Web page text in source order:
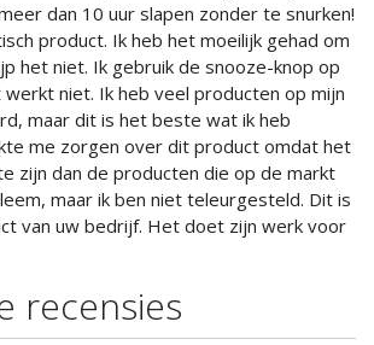
dan 10 uur slapen zonder te snurken!
product. Ik heb het moeilijk gehad om
het niet. Ik gebruik de snooze-knop op
niet. Ik heb veel producten op mijn
maar dit is het beste wat ik heb
me zorgen over dit product omdat het
zijn dan de producten die op de markt
maar ik ben niet teleurgesteld. Dit is
van uw bedrijf. Het doet zijn werk voor
recensies